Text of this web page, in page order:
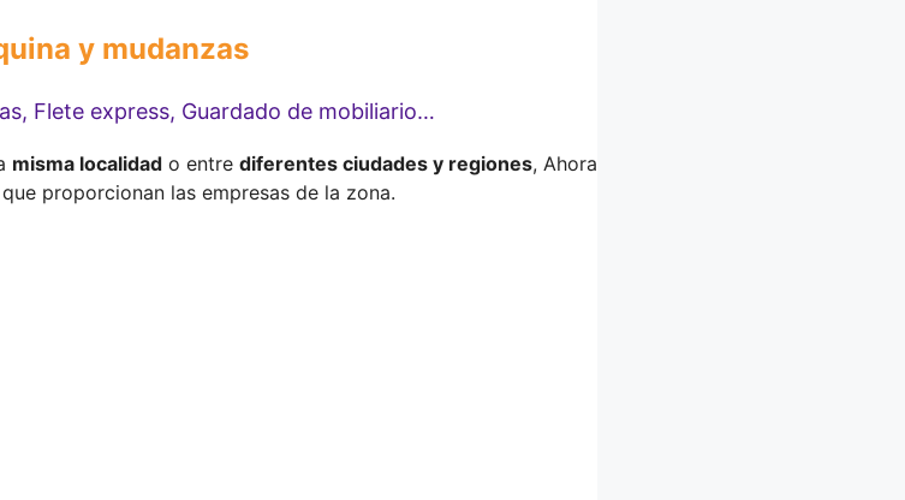
y mudanzas
Flete express, Guardado de mobiliario…
misma localidad o entre diferentes ciudades y regiones, Ahora
proporcionan las empresas de la zona.